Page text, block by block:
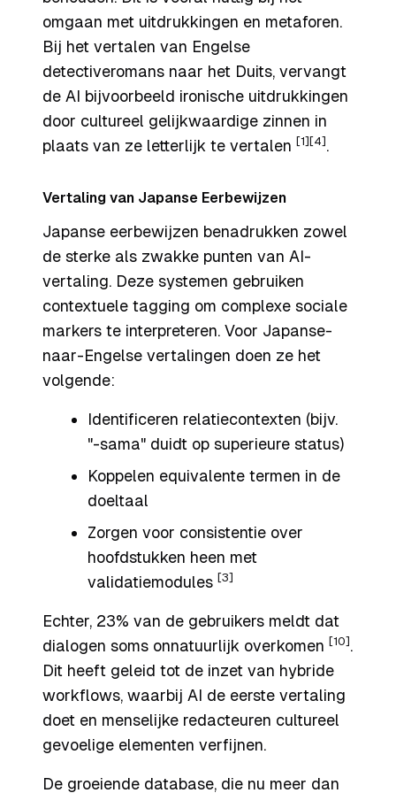
omgaan met uitdrukkingen en metaforen.
Bij het vertalen van Engelse
detectiveromans naar het Duits, vervangt
de AI bijvoorbeeld ironische uitdrukkingen
door cultureel gelijkwaardige zinnen in
plaats van ze letterlijk te vertalen [1] [4] .
Vertaling van Japanse Eerbewijzen
Japanse eerbewijzen benadrukken zowel
de sterke als zwakke punten van AI-
vertaling. Deze systemen gebruiken
contextuele tagging om complexe sociale
markers te interpreteren. Voor Japanse-
naar-Engelse vertalingen doen ze het
volgende:
Identificeren relatiecontexten (bijv.
"-sama" duidt op superieure status)
Koppelen equivalente termen in de
doeltaal
Zorgen voor consistentie over
hoofdstukken heen met
validatiemodules [3]
Echter, 23% van de gebruikers meldt dat
dialogen soms onnatuurlijk overkomen [10] .
Dit heeft geleid tot de inzet van hybride
workflows, waarbij AI de eerste vertaling
doet en menselijke redacteuren cultureel
gevoelige elementen verfijnen.
De groeiende database, die nu meer dan